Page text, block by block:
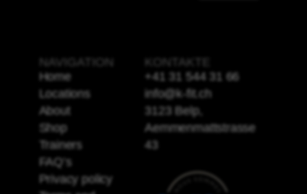
NAVIGATION
Home
Locations
About
Shop
Trainers
FAQ’s
Privacy policy
KONTAKTE
+41 31 544 31 66
info@k-fit.ch
3123 Belp,
Aemmenmattstrasse
43